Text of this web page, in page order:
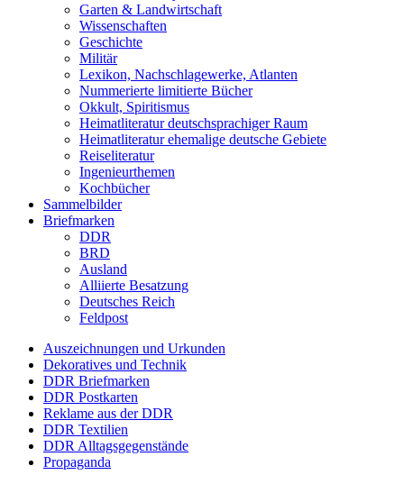
Garten & Landwirtschaft
Wissenschaften
Geschichte
Militär
Lexikon, Nachschlagewerke, Atlanten
Nummerierte limitierte Bücher
Okkult, Spiritismus
Heimatliteratur deutschsprachiger Raum
Heimatliteratur ehemalige deutsche Gebiete
Reiseliteratur
Ingenieurthemen
Kochbücher
Sammelbilder
Briefmarken
DDR
BRD
Ausland
Alliierte Besatzung
Deutsches Reich
Feldpost
Auszeichnungen und Urkunden
Dekoratives und Technik
DDR Briefmarken
DDR Postkarten
Reklame aus der DDR
DDR Textilien
DDR Alltagsgegenstände
Propaganda